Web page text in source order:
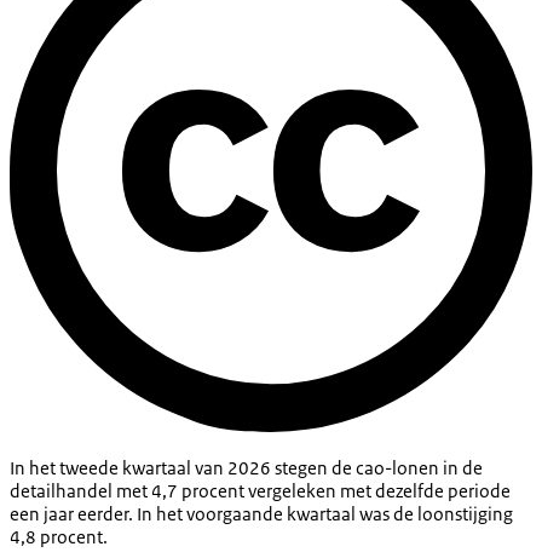
In het tweede kwartaal van 2026 stegen de cao-lonen in de
detailhandel met 4,7 procent vergeleken met dezelfde periode
een jaar eerder. In het voorgaande kwartaal was de loonstijging
4,8 procent.